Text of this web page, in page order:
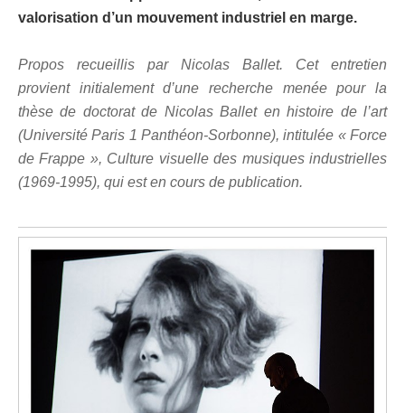
valorisation d’un mouvement industriel en marge.
Propos recueillis par Nicolas Ballet. Cet entretien
provient initialement d’une recherche menée pour la
thèse de doctorat de Nicolas Ballet en histoire de l’art
(Université Paris 1 Panthéon-Sorbonne), intitulée « Force
de Frappe », Culture visuelle des musiques industrielles
(1969-1995), qui est en cours de publication.